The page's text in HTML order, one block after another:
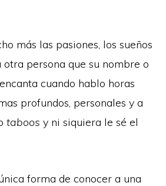
más las pasiones, los sueños
otra persona que su nombre o
cuando hablo horas
profundos, personales y a
taboos y ni siquiera le sé el
forma de conocer a una